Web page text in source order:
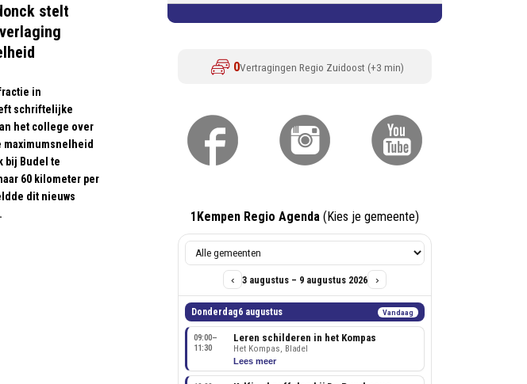
stelt
fractie in
schriftelijke
het college over
maximumsnelheid
bij Budel te
60 kilometer per
dit nieuws
1Kempen Regio Agenda (Kies je gemeente)